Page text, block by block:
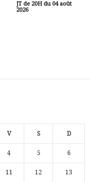
JT de 20H du 04 août
2026
V S D
4 5 6
11 12 13